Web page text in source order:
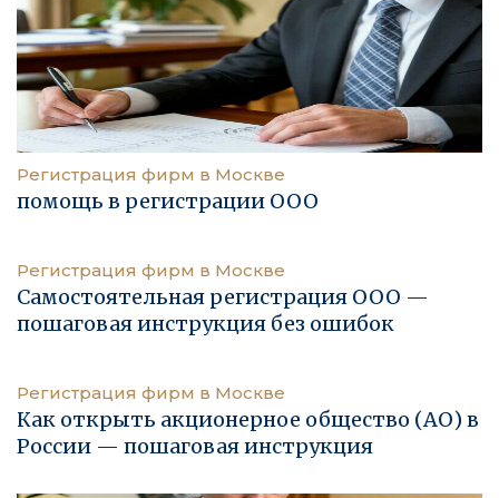
Регистрация фирм в Москве
помощь в регистрации ООО
Регистрация фирм в Москве
Самостоятельная регистрация ООО —
пошаговая инструкция без ошибок
Регистрация фирм в Москве
Как открыть акционерное общество (АО) в
России — пошаговая инструкция